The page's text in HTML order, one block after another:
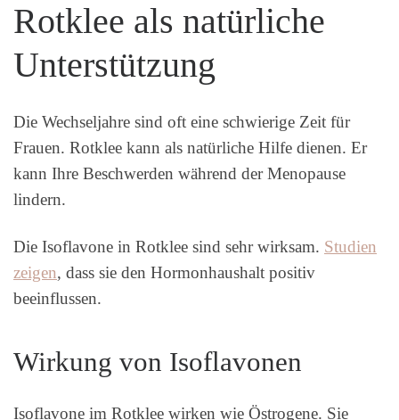
Rotklee als natürliche
Unterstützung
Die Wechseljahre sind oft eine schwierige Zeit für
Frauen. Rotklee kann als natürliche Hilfe dienen. Er
kann Ihre Beschwerden während der Menopause
lindern.
Die Isoflavone in Rotklee sind sehr wirksam. Studien
zeigen, dass sie den Hormonhaushalt positiv
beeinflussen.
Wirkung von Isoflavonen
Isoflavone im Rotklee wirken wie Östrogene. Sie